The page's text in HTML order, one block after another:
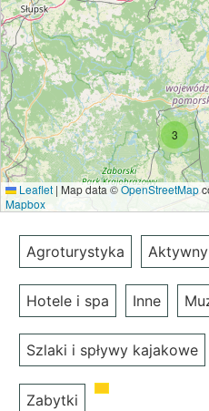
3
Leaflet | Map data ©OpenStreetMap
Mapbox
Agroturystyka
Hotele i spa Inne
Szlaki i spływy kajakowe
Zabytki